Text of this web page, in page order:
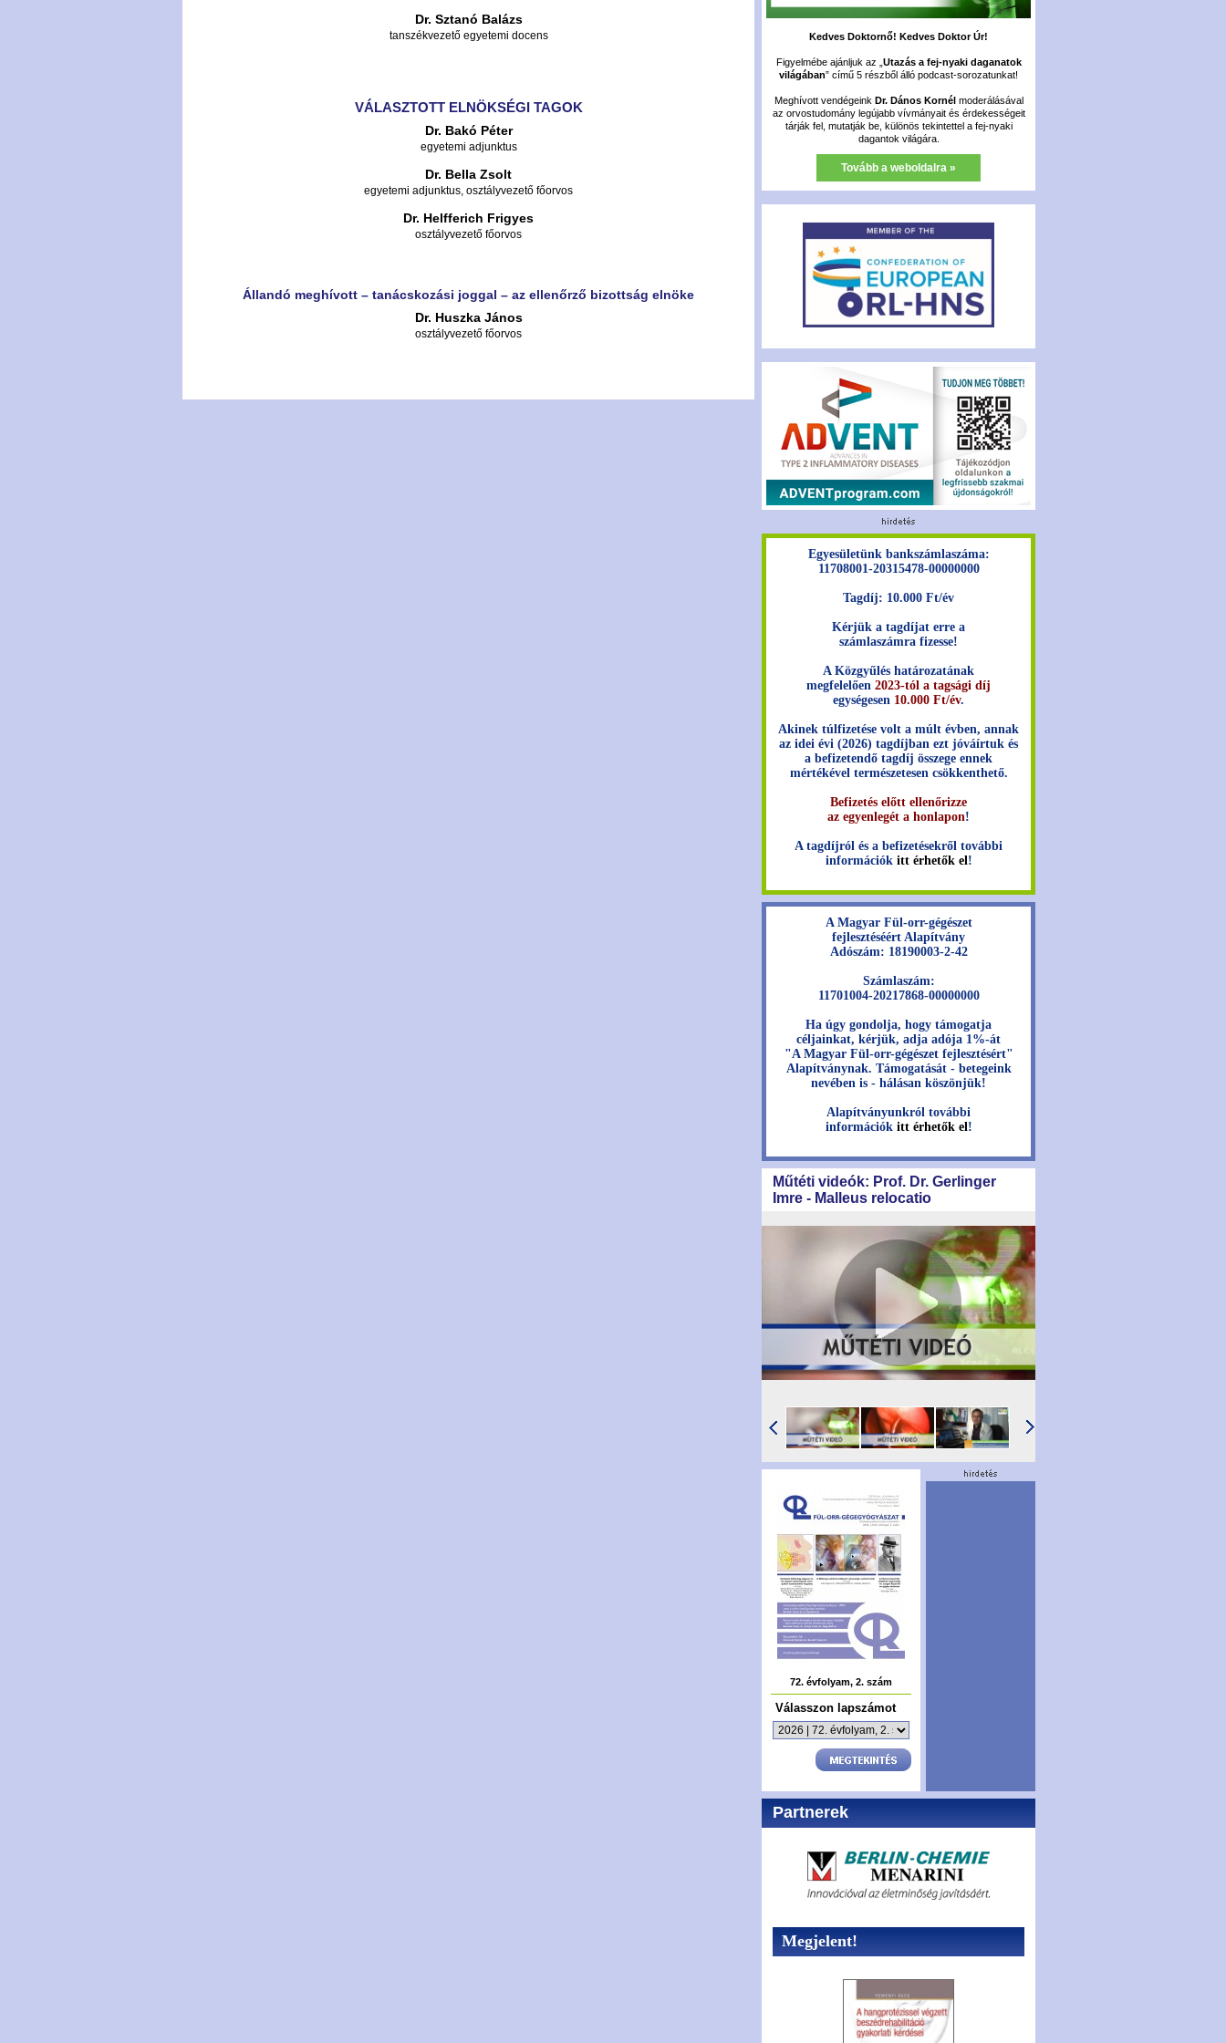
Dr. Sztanó Balázs
tanszékvezető egyetemi docens
VÁLASZTOTT ELNÖKSÉGI TAGOK
Dr. Bakó Péter
egyetemi adjunktus
Dr. Bella Zsolt
egyetemi adjunktus, osztályvezető főorvos
Dr. Helfferich Frigyes
osztályvezető főorvos
Állandó meghívott – tanácskozási joggal – az ellenőrző bizottság elnöke
Dr. Huszka János
osztályvezető főorvos
Kedves Doktornő! Kedves Doktor Úr!
Figyelmébe ajánljuk az „ Utazás a fej-nyaki daganatok
világában” című 5 részből álló podcast-sorozatunkat!
Meghívott vendégeink Dr. Dános Kornélmoderálásával
az orvostudomány legújabb vívmányait és érdekességeit
tárják fel, mutatják be, különös tekintettel a fej-nyaki
dagantok világára.
Tovább a weboldalra »
Egyesületünk bankszámlaszáma:
11708001-20315478-00000000
Tagdíj: 10.000 Ft/év
Kérjük a tagdíjat erre a
számlaszámra fizesse!
A Közgyűlés határozatának
megfelelően2023-tól a tagsági díj
egységesen 10.000 Ft/év.
Akinek túlfizetése volt a múlt évben, annak
az idei évi (2026) tagdíjban ezt jóváírtuk és
a befizetendő tagdíj összege ennek
mértékével természetesen csökkenthető.
Befizetés előtt ellenőrizze
az egyenlegét a honlapon!
A tagdíjról és a befizetésekről további
információk itt érhetők el!
A Magyar Fül-orr-gégészet
fejlesztéséért Alapítvány
Adószám: 18190003-2-42
Számlaszám:
11701004-20217868-00000000
Ha úgy gondolja, hogy támogatja
céljainkat, kérjük, adja adója 1%-át
"A Magyar Fül-orr-gégészet fejlesztésért"
Alapítványnak. Támogatását - betegeink
nevében is - hálásan köszönjük!
Alapítványunkról további
információk itt érhetők el!
Műtéti videók: Prof. Dr. Gerlinger
Imre - Malleus relocatio
72. évfolyam, 2. szám
Válasszon lapszámot
Partnerek
Megjelent!